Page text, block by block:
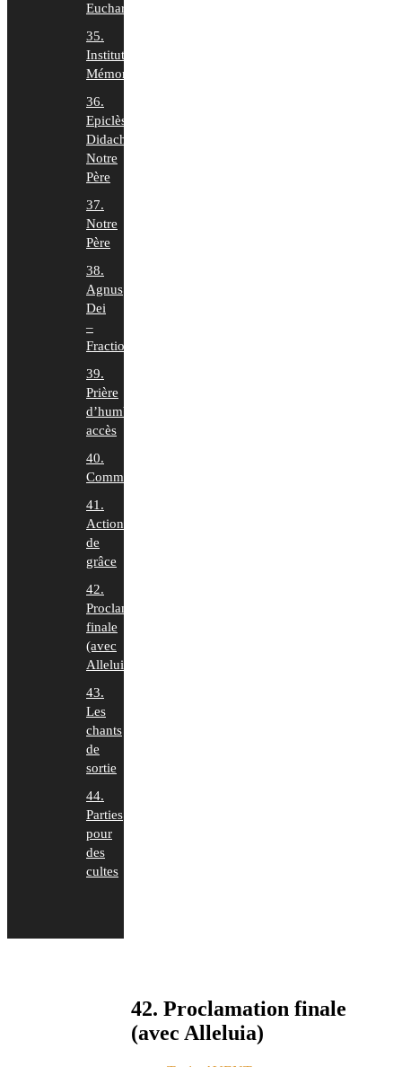
42. Proclamation finale
(avec Alleluia)
Euchar.
35.
Institution,
Mémorial
36.
Epiclèse,
Didaché,
Notre
Père
37.
Notre
Père
38.
Agnus
Dei
–
Fraction
39.
Prière
d’humble
accès
40.
Communion
41.
Action
de
grâce
42.
Proclamation
finale
(avec
Alleluia)
43.
Les
chants
de
sortie
44.
Parties
pour
des
cultes